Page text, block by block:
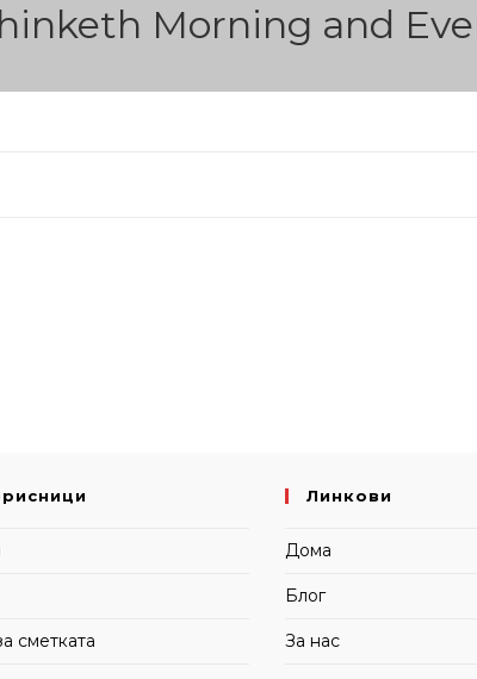
Morning and
сметката
Линкови
Дома
Блог
За нас